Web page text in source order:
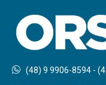
(48) 9 9906-8594 -